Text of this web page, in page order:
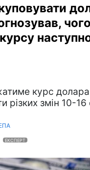
чого
курс долара
різких змін 10-
ЕКСПЕРТ